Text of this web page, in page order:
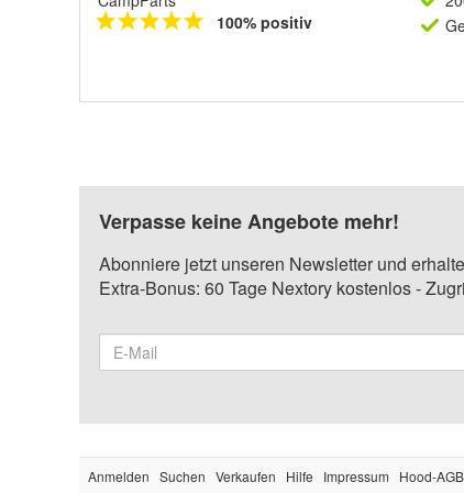
100% positiv
Verpasse keine Angebote mehr!
Abonniere jetzt unseren Newsletter und
Extra-Bonus: 60 Tage Nextory kostenlos -
Anmelden Suchen Verkaufen Hilfe Impressum Hood-AGB